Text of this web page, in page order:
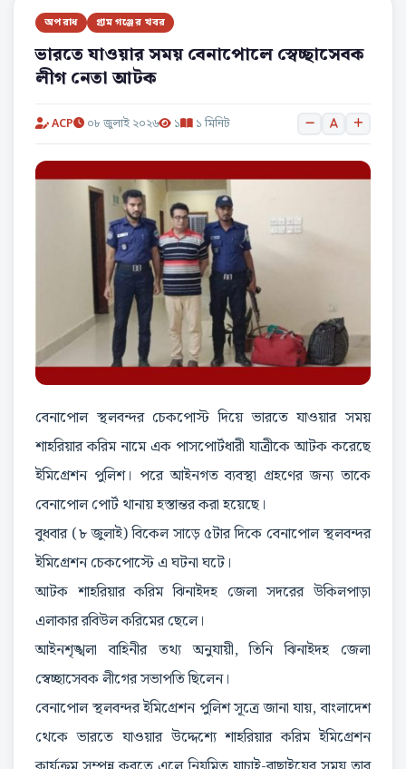
অপরাধ গ্রাম গঞ্জের খবর
ভারতে যাওয়ার সময় বেনাপোলে স্বেচ্ছাসেবক
লীগ নেতা আটক
ACP ০৮ জুলাই ২০২৬ ১ ১ মিনিট
বেনাপোল স্থলবন্দর চেকপোস্ট দিয়ে ভারতে যাওয়ার সময়
শাহরিয়ার করিম নামে এক পাসপোর্টধারী যাত্রীকে আটক করেছে
ইমিগ্রেশন পুলিশ। পরে আইনগত ব্যবস্থা গ্রহণের জন্য তাকে
বেনাপোল পোর্ট থানায় হস্তান্তর করা হয়েছে।
বুধবার (৮ জুলাই) বিকেল সাড়ে ৫টার দিকে বেনাপোল স্থলবন্দর
ইমিগ্রেশন চেকপোস্টে এ ঘটনা ঘটে।
আটক শাহরিয়ার করিম ঝিনাইদহ জেলা সদরের উকিলপাড়া
এলাকার রবিউল করিমের ছেলে।
আইনশৃঙ্খলা বাহিনীর তথ্য অনুযায়ী, তিনি ঝিনাইদহ জেলা
স্বেচ্ছাসেবক লীগের সভাপতি ছিলেন।
বেনাপোল স্থলবন্দর ইমিগ্রেশন পুলিশ সূত্রে জানা যায়, বাংলাদেশ
থেকে ভারতে যাওয়ার উদ্দেশ্যে শাহরিয়ার করিম ইমিগ্রেশন